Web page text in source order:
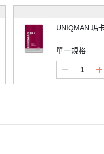
UNIQMAN 瑪
單一規格